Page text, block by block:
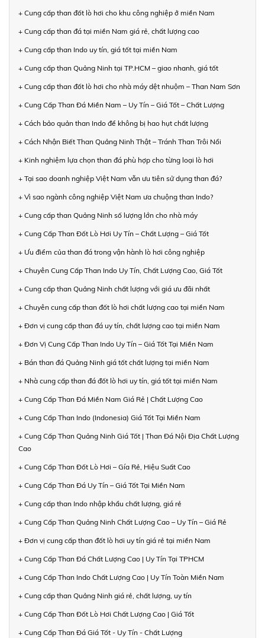
+ Cung cấp than đốt lò hơi cho khu công nghiệp ở miền Nam
+ Cung cấp than đá tại miền Nam giá rẻ, chất lượng cao
+ Cung cấp than Indo uy tín, giá tốt tại miền Nam
+ Cung cấp than Quảng Ninh tại TP.HCM – giao nhanh, giá tốt
+ Cung cấp than đốt lò hơi cho nhà máy dệt nhuộm – Than Nam Sơn
+ Cung Cấp Than Đá Miền Nam – Uy Tín – Giá Tốt – Chất Lượng
+ Cách bảo quản than Indo để không bị hao hụt chất lượng
+ Cách Nhận Biết Than Quảng Ninh Thật – Tránh Than Trôi Nổi
+ Kinh nghiệm lựa chọn than đá phù hợp cho từng loại lò hơi
+ Tại sao doanh nghiệp Việt Nam vẫn ưu tiên sử dụng than đá?
+ Vì sao ngành công nghiệp Việt Nam ưa chuộng than Indo?
+ Cung cấp than Quảng Ninh số lượng lớn cho nhà máy
+ Cung Cấp Than Đốt Lò Hơi Uy Tín – Chất Lượng – Giá Tốt
+ Ưu điểm của than đá trong vận hành lò hơi công nghiệp
+ Chuyên Cung Cấp Than Indo Uy Tín, Chất Lượng Cao, Giá Tốt
+ Cung cấp than Quảng Ninh chất lượng với giá ưu đãi nhất
+ Chuyên cung cấp than đốt lò hơi chất lượng cao tại miền Nam
+ Đơn vị cung cấp than đá uy tín, chất lượng cao tại miền Nam
+ Đơn Vị Cung Cấp Than Indo Uy Tín – Giá Tốt Tại Miền Nam
+ Bán than đá Quảng Ninh giá tốt chất lượng tại miền Nam
+ Nhà cung cấp than đá đốt lò hơi uy tín, giá tốt tại miền Nam
+ Cung Cấp Than Đá Miền Nam Giá Rẻ | Chất Lượng Cao
+ Cung Cấp Than Indo (Indonesia) Giá Tốt Tại Miền Nam
+ Cung Cấp Than Quảng Ninh Giá Tốt | Than Đá Nội Địa Chất Lượng
Cao
+ Cung Cấp Than Đốt Lò Hơi – Gía Rẻ, Hiệu Suất Cao
+ Cung Cấp Than Đá Uy Tín – Giá Tốt Tại Miền Nam
+ Cung cấp than Indo nhập khẩu chất lượng, giá rẻ
+ Cung Cấp Than Quảng Ninh Chất Lượng Cao – Uy Tín – Giá Rẻ
+ Đơn vị cung cấp than đốt lò hơi uy tín giá rẻ tại miền Nam
+ Cung Cấp Than Đá Chất Lượng Cao | Uy Tín Tại TPHCM
+ Cung Cấp Than Indo Chất Lượng Cao | Uy Tín Toàn Miền Nam
+ Cung cấp than Quảng Ninh giá rẻ, chất lượng, uy tín
+ Cung Cấp Than Đốt Lò Hơi Chất Lượng Cao | Giá Tốt
+ Cung Cấp Than Đá Giá Tốt - Uy Tín - Chất Lượng